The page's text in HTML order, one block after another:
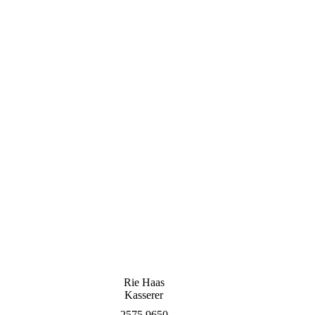
Rie Haas
Kasserer